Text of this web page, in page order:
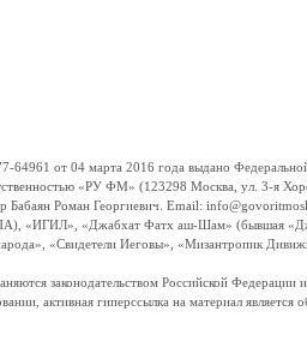
от 04 марта 2016 года выдано
«РУ ФМ» (123298 Москва, ул. 3-я
Бабаян Роман Георгиевич. Email:
«ИГИЛ», «Джабхат Фатх аш-Шам» (бывшая
«Свидетели Иеговы», «Мизантропик
законодательством Российской
активная гиперссылка на материал